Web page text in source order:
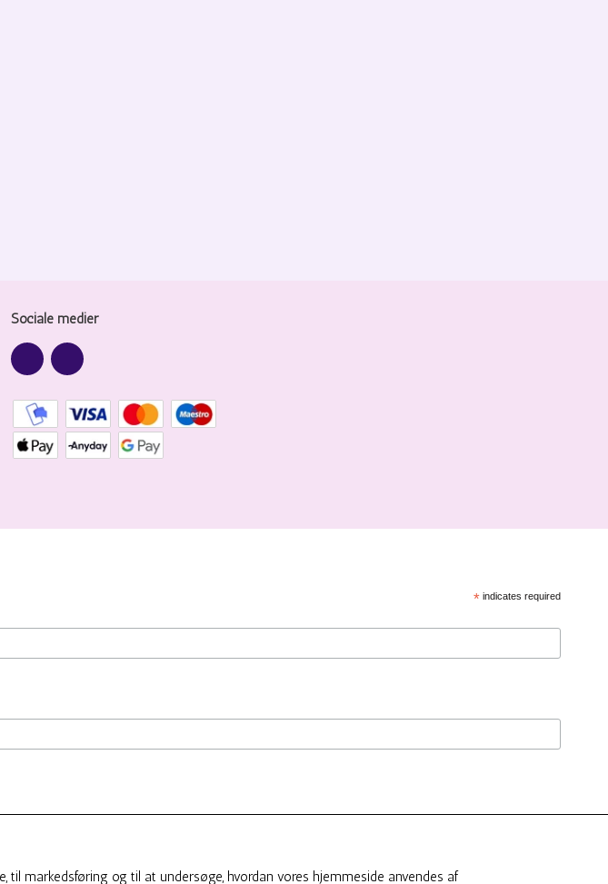
Sociale medier
til markedsføring og til at undersøge, hvordan vores hjemmeside anvendes af
*indicates required
vores persondata/privatlivspolitik, bedes du besøge smukbygren.dk .